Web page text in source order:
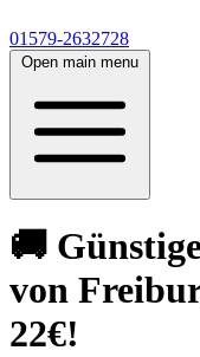
01579-2632728
Open main menu
🚚
von
22€!